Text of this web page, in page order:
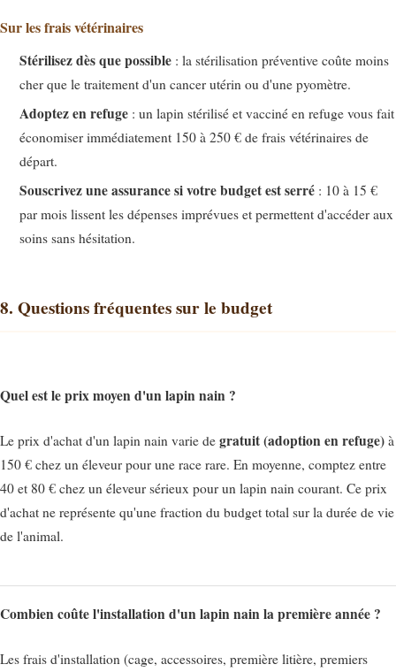
Sur les frais vétérinaires
Stérilisez dès que possible : la stérilisation préventive coûte moins
cher que le traitement d'un cancer utérin ou d'une pyomètre.
Adoptez en refuge : un lapin stérilisé et vacciné en refuge vous fait
économiser immédiatement 150 à 250 € de frais vétérinaires de
départ.
Souscrivez une assurance si votre budget est serré : 10 à 15 €
par mois lissent les dépenses imprévues et permettent d'accéder aux
soins sans hésitation.
8. Questions fréquentes sur le budget
Quel est le prix moyen d'un lapin nain ?
Le prix d'achat d'un lapin nain varie de gratuit (adoption en refuge) à
150 € chez un éleveur pour une race rare. En moyenne, comptez entre
40 et 80 € chez un éleveur sérieux pour un lapin nain courant. Ce prix
d'achat ne représente qu'une fraction du budget total sur la durée de vie
de l'animal.
Combien coûte l'installation d'un lapin nain la première année ?
Les frais d'installation (cage, accessoires, première litière, premiers